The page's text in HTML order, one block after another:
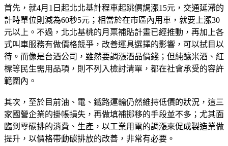
首先，就4月1日起北北基計程車起跳價調漲15元，交通延滯的
計時單位則減為60秒5元；相當於在市區內用車，就要上漲30
元以上。不過，北北基桃的月票補貼計畫已經推動，再加上各
式叫車服務有做價格競爭，改善運具選擇的影響，可以拭目以
待。而像是台酒公司，雖然要調漲酒品價錢；但純釀米酒、紅
標等民生需用品項，則不列入檢討清單，都在社會承受的容許
範圍內。
其次，至於目前油、電、鐵路運輸仍然維持低價的狀況，這三
家國營企業的掛帳損失，再做填補挪移的手段並不多；尤其面
臨到零碳排的消費、生產，以工業用電的調漲來促成製造業做
提升，以價格帶動碳排放的改善，非常有必要。